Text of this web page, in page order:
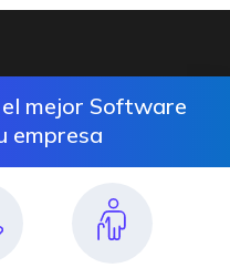
el mejor Software
empresa